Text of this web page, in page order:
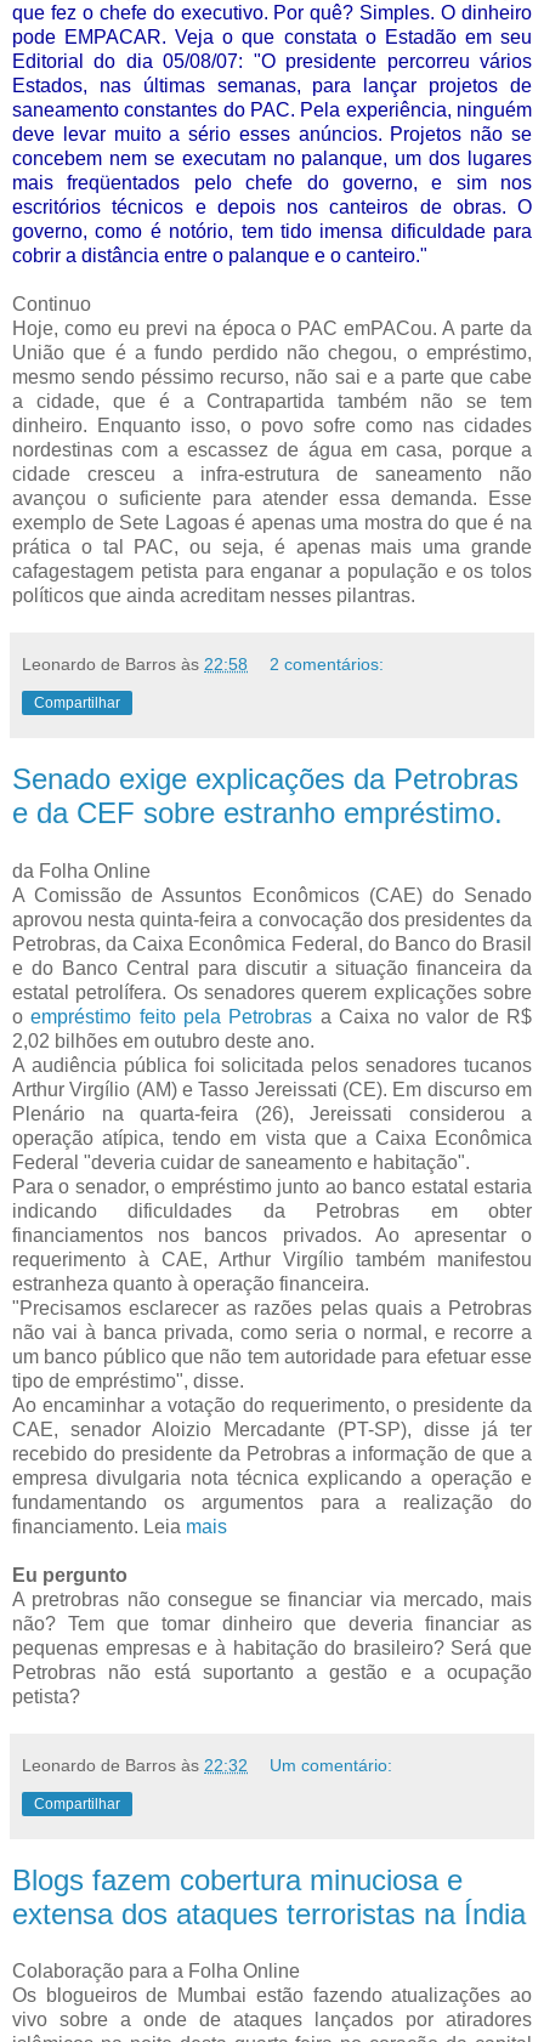
que fez o chefe do executivo. Por quê? Simples. O dinheiro
pode EMPACAR. Veja o que constata o Estadão em seu
Editorial do dia 05/08/07: "O presidente percorreu vários
Estados, nas últimas semanas, para lançar projetos de
saneamento constantes do PAC. Pela experiência, ninguém
deve levar muito a sério esses anúncios. Projetos não se
concebem nem se executam no palanque, um dos lugares
mais freqüentados pelo chefe do governo, e sim nos
escritórios técnicos e depois nos canteiros de obras. O
governo, como é notório, tem tido imensa dificuldade para
cobrir a distância entre o palanque e o canteiro."
Continuo
Hoje, como eu previ na época o PAC emPACou. A parte da
União que é a fundo perdido não chegou, o empréstimo,
mesmo sendo péssimo recurso, não sai e a parte que cabe
a cidade, que é a Contrapartida também não se tem
dinheiro. Enquanto isso, o povo sofre como nas cidades
nordestinas com a escassez de água em casa, porque a
cidade cresceu a infra-estrutura de saneamento não
avançou o suficiente para atender essa demanda. Esse
exemplo de Sete Lagoas é apenas uma mostra do que é na
prática o tal PAC, ou seja, é apenas mais uma grande
cafagestagem petista para enganar a população e os tolos
políticos que ainda acreditam nesses pilantras.
Leonardo de Barros às 22:58 2 comentários:
Compartilhar
Senado exige explicações da Petrobras
e da CEF sobre estranho empréstimo.
da Folha Online
A Comissão de Assuntos Econômicos (CAE) do Senado
aprovou nesta quinta-feira a convocação dos presidentes da
Petrobras, da Caixa Econômica Federal, do Banco do Brasil
e do Banco Central para discutir a situação financeira da
estatal petrolífera. Os senadores querem explicações sobre
oempréstimo feito pela Petrobras a Caixa no valor de R$
2,02 bilhões em outubro deste ano.
A audiência pública foi solicitada pelos senadores tucanos
Arthur Virgílio (AM) e Tasso Jereissati (CE). Em discurso em
Plenário na quarta-feira (26), Jereissati considerou a
operação atípica, tendo em vista que a Caixa Econômica
Federal "deveria cuidar de saneamento e habitação".
Para o senador, o empréstimo junto ao banco estatal estaria
indicando dificuldades da Petrobras em obter
financiamentos nos bancos privados. Ao apresentar o
requerimento à CAE, Arthur Virgílio também manifestou
estranheza quanto à operação financeira.
"Precisamos esclarecer as razões pelas quais a Petrobras
não vai à banca privada, como seria o normal, e recorre a
um banco público que não tem autoridade para efetuar esse
tipo de empréstimo", disse.
Ao encaminhar a votação do requerimento, o presidente da
CAE, senador Aloizio Mercadante (PT-SP), disse já ter
recebido do presidente da Petrobras a informação de que a
empresa divulgaria nota técnica explicando a operação e
fundamentando os argumentos para a realização do
financiamento. Leia mais
Eu pergunto
A pretrobras não consegue se financiar via mercado, mais
não? Tem que tomar dinheiro que deveria financiar as
pequenas empresas e à habitação do brasileiro? Será que
Petrobras não está suportanto a gestão e a ocupação
petista?
Leonardo de Barros às 22:32 Um comentário:
Compartilhar
Blogs fazem cobertura minuciosa e
extensa dos ataques terroristas na Índia
Colaboração para a Folha Online
Os blogueiros de Mumbai estão fazendo atualizações ao
vivo sobre a onde de ataques lançados por atiradores